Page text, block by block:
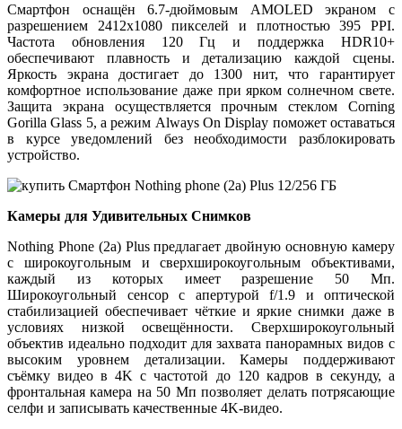
Смартфон оснащён 6.7-дюймовым AMOLED экраном с
разрешением 2412x1080 пикселей и плотностью 395 PPI.
Частота обновления 120 Гц и поддержка HDR10+
обеспечивают плавность и детализацию каждой сцены.
Яркость экрана достигает до 1300 нит, что гарантирует
комфортное использование даже при ярком солнечном свете.
Защита экрана осуществляется прочным стеклом Corning
Gorilla Glass 5, а режим Always On Display поможет оставаться
в курсе уведомлений без необходимости разблокировать
устройство.
Камеры для Удивительных Снимков
Nothing Phone (2a) Plus предлагает двойную основную камеру
с широкоугольным и сверхширокоугольным объективами,
каждый из которых имеет разрешение 50 Мп.
Широкоугольный сенсор с апертурой f/1.9 и оптической
стабилизацией обеспечивает чёткие и яркие снимки даже в
условиях низкой освещённости. Сверхширокоугольный
объектив идеально подходит для захвата панорамных видов с
высоким уровнем детализации. Камеры поддерживают
съёмку видео в 4K с частотой до 120 кадров в секунду, а
фронтальная камера на 50 Мп позволяет делать потрясающие
селфи и записывать качественные 4K-видео.